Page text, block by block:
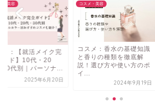
・美容
メ：【就活メイク完
イド】10代・20
30代別｜パーソナ...
2025年6月20日
コスメ・美容
コスメ：香水の基礎知識
と香りの種類を徹底解
説！選び方や使い方のポ
イ...
2024年9月19日